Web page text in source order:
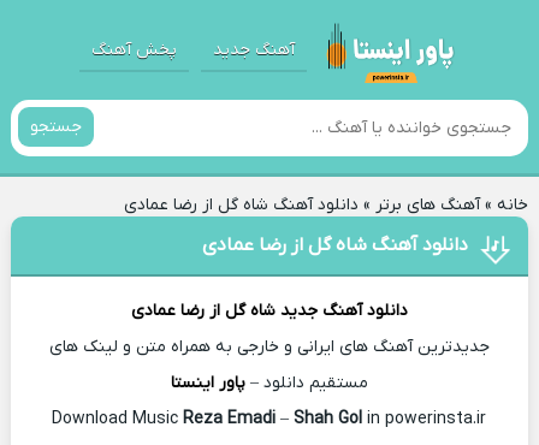
آهنگ جدید پخش آهنگ
جستجو
خانه»آهنگ های برتر » دانلود آهنگ شاه گل از رضا عمادی
دانلود آهنگ شاه گل از رضا عمادی
دانلود آهنگ جدید شاه گل از رضا عمادی
جدیدترین آهنگ های ایرانی و خارجی به همراه متن و لینک های
مستقیم دانلود – پاور اینستا
Reza Emadi – Shah Gol in powerinsta.ir